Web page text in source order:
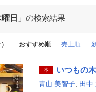
日 」の検索結果
) おすすめ順 売上順
本 いつもの
青山 美智子 田中